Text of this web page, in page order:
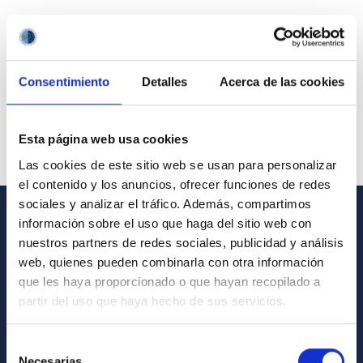
Consentimiento Detalles Acerca de las cookies
Esta página web usa cookies
Las cookies de este sitio web se usan para personalizar
el contenido y los anuncios, ofrecer funciones de redes
sociales y analizar el tráfico. Además, compartimos
información sobre el uso que haga del sitio web con
nuestros partners de redes sociales, publicidad y análisis
web, quienes pueden combinarla con otra información
que les haya proporcionado o que hayan recopilado a
partir del uso que haya hecho de sus servicios.
Contact
How to get to the IAC
List of personnel